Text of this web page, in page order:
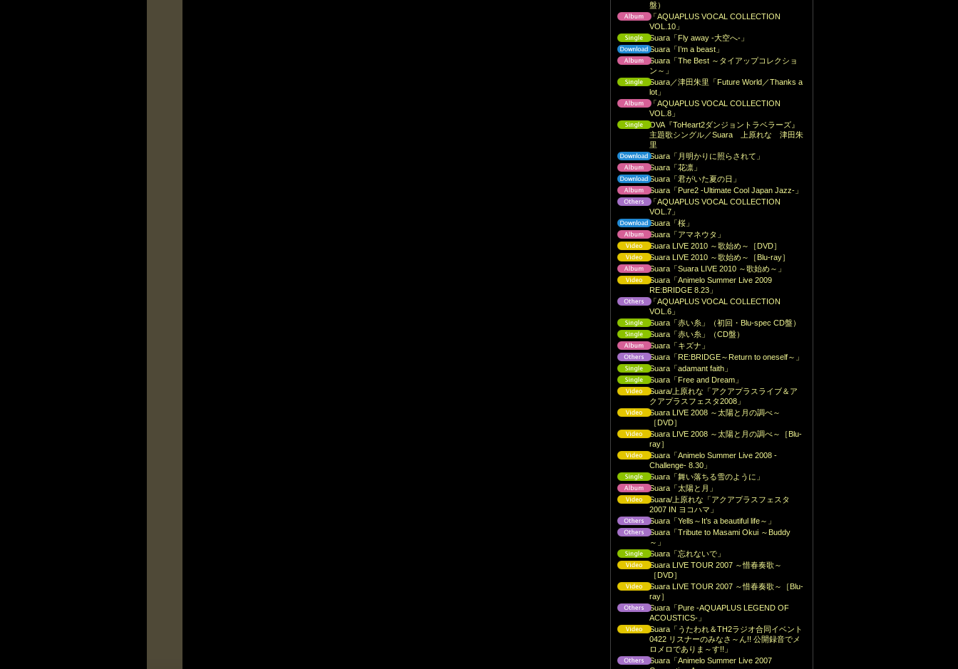
盤）
「AQUAPLUS VOCAL COLLECTION
VOL.10」
Suara「Fly away -大空へ-」
Suara「I’m a beast」
Suara「The Best ～タイアップコレクショ
ン～」
Suara／津田朱里「Future World／Thanks a
lot」
「AQUAPLUS VOCAL COLLECTION
VOL.8」
OVA『ToHeart2ダンジョントラベラーズ』
主題歌シングル／Suara 上原れな 津田朱
里
Suara「月明かりに照らされて」
Suara「花凛」
Suara「君がいた夏の日」
Suara「Pure2 -Ultimate Cool Japan Jazz-」
「AQUAPLUS VOCAL COLLECTION
VOL.7」
Suara「桜」
Suara「アマネウタ」
Suara LIVE 2010 ～歌始め～［DVD］
Suara LIVE 2010 ～歌始め～［Blu-ray］
Suara「Suara LIVE 2010 ～歌始め～」
Suara「Animelo Summer Live 2009
RE:BRIDGE 8.23」
「AQUAPLUS VOCAL COLLECTION
VOL.6」
Suara「赤い糸」（初回・Blu-spec CD盤）
Suara「赤い糸」（CD盤）
Suara「キズナ」
Suara「RE:BRIDGE～Return to oneself～」
Suara「adamant faith」
Suara「Free and Dream」
Suara/上原れな「アクアプラスライブ＆ア
クアプラスフェスタ2008」
Suara LIVE 2008 ～太陽と月の調べ～
［DVD］
Suara LIVE 2008 ～太陽と月の調べ～［Blu-
ray］
Suara「Animelo Summer Live 2008 -
Challenge- 8.30」
Suara「舞い落ちる雪のように」
Suara「太陽と月」
Suara/上原れな「アクアプラスフェスタ
2007 IN ヨコハマ」
Suara「Yells～It’s a beautiful life～」
Suara「Tribute to Masami Okui ～Buddy
～」
Suara「忘れないで」
Suara LIVE TOUR 2007 ～惜春奏歌～
［DVD］
Suara LIVE TOUR 2007 ～惜春奏歌～［Blu-
ray］
Suara「Pure -AQUAPLUS LEGEND OF
ACOUSTICS-」
Suara「うたわれ＆TH2ラジオ合同イベント
0422 リスナーのみなさ～ん!! 公開録音でメ
ロメロでありま～す!!」
Suara「Animelo Summer Live 2007